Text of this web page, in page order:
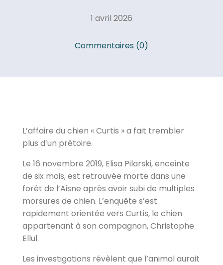
1 avril 2026
Commentaires (0)
L’affaire du chien « Curtis » a fait trembler
plus d’un prétoire.
Le 16 novembre 2019, Elisa Pilarski, enceinte
de six mois, est retrouvée morte dans une
forêt de l’Aisne après avoir subi de multiples
morsures de chien. L’enquête s’est
rapidement orientée vers Curtis, le chien
appartenant à son compagnon, Christophe
Ellul.
Les investigations révèlent que l’animal aurait